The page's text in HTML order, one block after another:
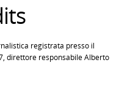
registrata presso il
direttore responsabile Alberto